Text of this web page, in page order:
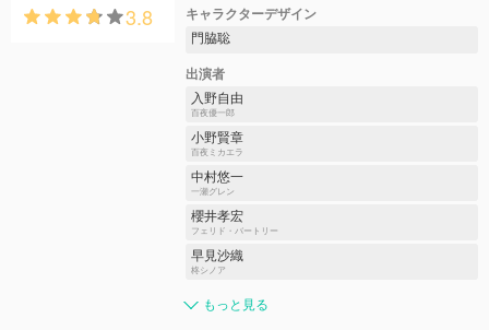
3.8
キャラクターデザイン
門脇聡
出演者
入野自由
百夜優一郎
小野賢章
百夜ミカエラ
中村悠一
一瀬グレン
櫻井孝宏
フェリド・バートリー
早見沙織
柊シノア
もっと見る